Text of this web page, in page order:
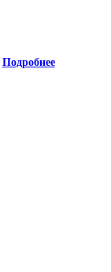
Подробнее